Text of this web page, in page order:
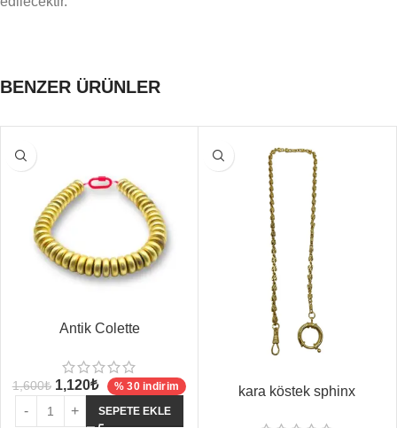
BENZER ÜRÜNLER
Antik Colette
1,600₺ 1,120₺ % 30 indirim
SEPETE EKLE
kara köstek sphinx